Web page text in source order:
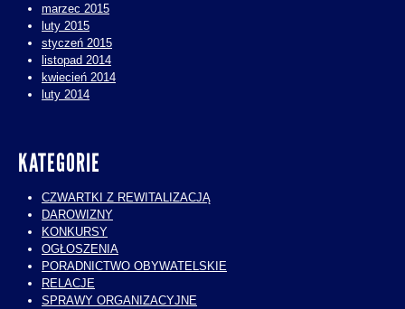
marzec 2015
luty 2015
styczeń 2015
listopad 2014
kwiecień 2014
luty 2014
KATEGORIE
CZWARTKI Z REWITALIZACJĄ
DAROWIZNY
KONKURSY
OGŁOSZENIA
PORADNICTWO OBYWATELSKIE
RELACJE
SPRAWY ORGANIZACYJNE